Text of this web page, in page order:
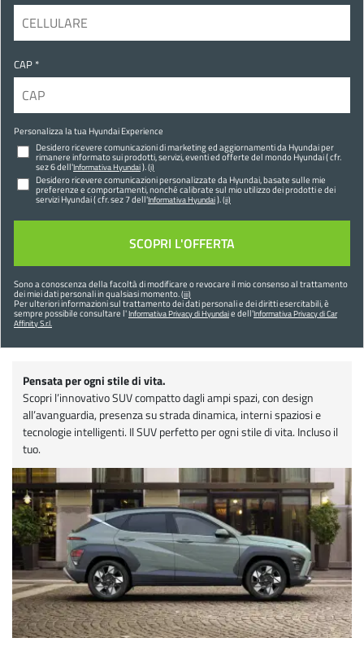
CAP *
Personalizza la tua Hyundai Experience
Desidero ricevere comunicazioni di marketing ed aggiornamenti da Hyundai per
rimanere informato sui prodotti, servizi, eventi ed offerte del mondo Hyundai ( cfr.
sez 6 dell'Informativa Hyundai).(i)
Desidero ricevere comunicazioni personalizzate da Hyundai, basate sulle mie
preferenze e comportamenti, nonché calibrate sul mio utilizzo dei prodotti e dei
servizi Hyundai ( cfr. sez 7 dell'Informativa Hyundai).(ii)
Sono a conoscenza della facoltà di modificare o revocare il mio consenso al trattamento
dei miei dati personali in qualsiasi momento.(iii)
Per ulteriori informazioni sul trattamento dei dati personali e dei diritti esercitabili, è
sempre possibile consultare l'Informativa Privacy di Hyundaie dell'Informativa Privacy di Car
Affinity S.r.l.
Pensata per ogni stile di vita.
Scopri l’innovativo SUV compatto dagli ampi spazi, con design
all’avanguardia, presenza su strada dinamica, interni spaziosi e
tecnologie intelligenti. Il SUV perfetto per ogni stile di vita. Incluso il
tuo.